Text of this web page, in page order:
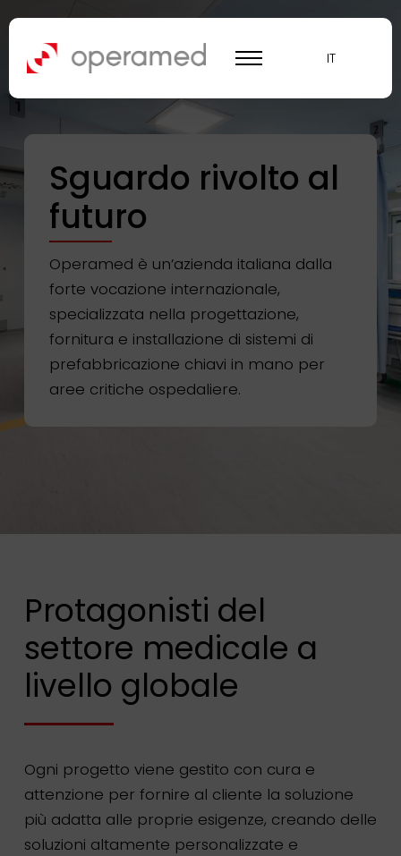
IT
Sguardo rivolto al
futuro
Operamed è un’azienda italiana dalla
forte vocazione internazionale,
specializzata nella progettazione,
fornitura e installazione di sistemi di
prefabbricazione chiavi in mano per
aree critiche ospedaliere.
Protagonisti del
settore medicale a
livello globale
Ogni progetto viene gestito con cura e
attenzione per fornire al cliente la soluzione
più adatta alle proprie esigenze, creando delle
soluzioni altamente personalizzate e